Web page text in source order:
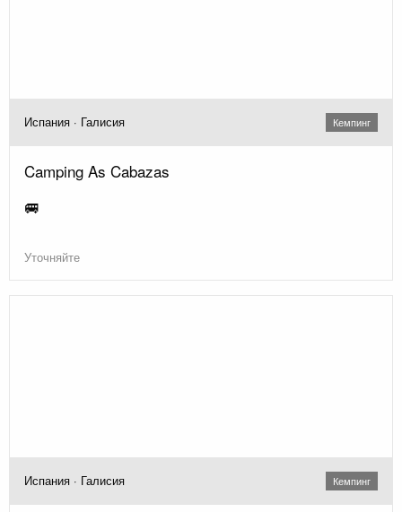
Испания · Галисия Кемпинг
Camping As Cabazas
🚐
Уточняйте
Испания · Галисия Кемпинг